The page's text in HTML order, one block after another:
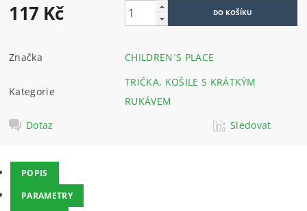
117 Kč
Značka CHILDREN´S PLACE
Kategorie
TRIČKA, KOŠILE S KRÁTKÝM
RUKÁVEM
Dotaz
Sledovat
POPIS
PARAMETRY